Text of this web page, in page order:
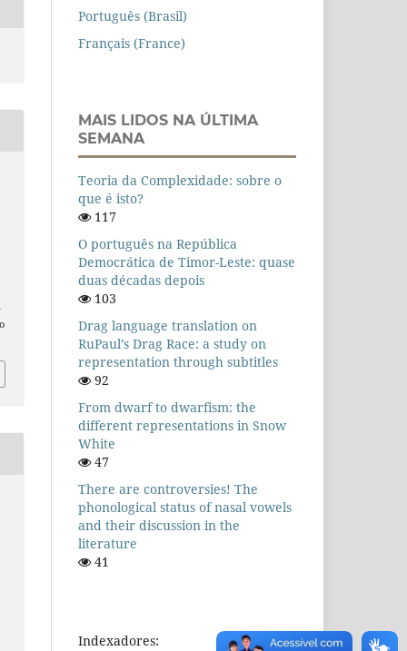
Português (Brasil)
Français (France)
MAIS LIDOS NA ÚLTIMA
SEMANA
Teoria da Complexidade: sobre o
que é isto?
117
O português na República
Democrática de Timor-Leste: quase
duas décadas depois
103
Drag language translation on
RuPaul’s Drag Race: a study on
representation through subtitles
92
From dwarf to dwarfism: the
different representations in Snow
White
47
There are controversies! The
phonological status of nasal vowels
and their discussion in the
literature
41
Indexadores: